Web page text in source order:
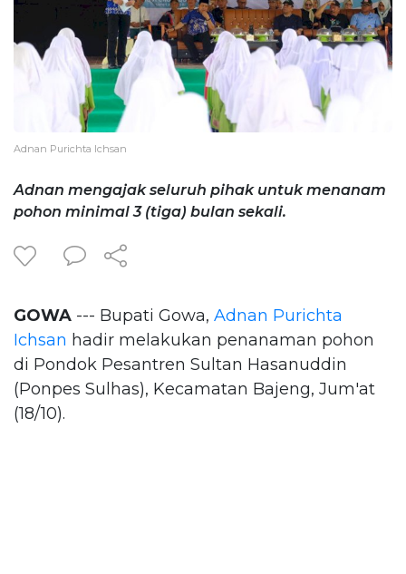
Adnan Purichta Ichsan
Adnan mengajak seluruh pihak untuk menanam
pohon minimal 3 (tiga) bulan sekali.
GOWA --- Bupati Gowa, Adnan Purichta
Ichsan hadir melakukan penanaman pohon
di Pondok Pesantren Sultan Hasanuddin
(Ponpes Sulhas), Kecamatan Bajeng, Jum'at
(18/10).